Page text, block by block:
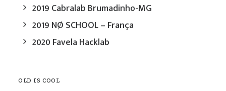
2019 Cabralab Brumadinho-MG
2019 NØ SCHOOL – França
2020 Favela Hacklab
OLD IS COOL